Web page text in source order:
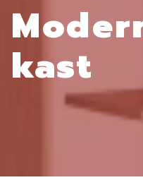
kast